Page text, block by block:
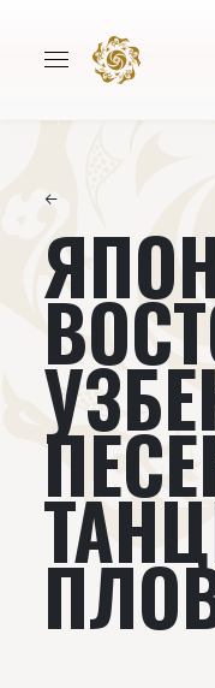
Авторы
Издательство
Проекты
Книги
←